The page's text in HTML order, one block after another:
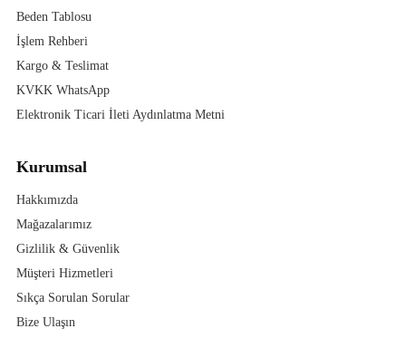
Beden Tablosu
İşlem Rehberi
Kargo & Teslimat
KVKK WhatsApp
Elektronik Ticari İleti Aydınlatma Metni
Kurumsal
Hakkımızda
Mağazalarımız
Gizlilik & Güvenlik
Müşteri Hizmetleri
Sıkça Sorulan Sorular
Bize Ulaşın